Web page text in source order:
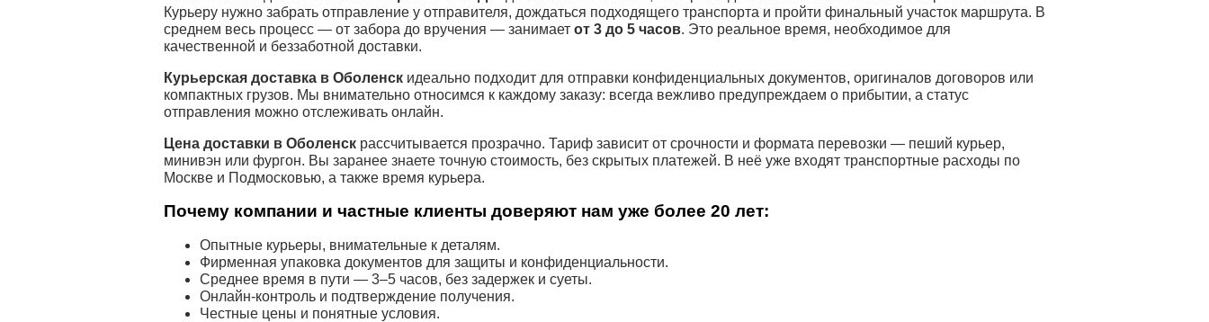
Курьеру нужно забрать отправление у отправителя, дождаться подходящего транспорта и пройти финальный участок маршрута. В
среднем весь процесс — от забора до вручения — занимает от 3 до 5 часов. Это реальное время, необходимое для
качественной и беззаботной доставки.
Курьерская доставка в Оболенск идеально подходит для отправки конфиденциальных документов, оригиналов договоров или
компактных грузов. Мы внимательно относимся к каждому заказу: всегда вежливо предупреждаем о прибытии, а статус
отправления можно отслеживать онлайн.
Цена доставки в Оболенск рассчитывается прозрачно. Тариф зависит от срочности и формата перевозки — пеший курьер,
минивэн или фургон. Вы заранее знаете точную стоимость, без скрытых платежей. В неё уже входят транспортные расходы по
Москве и Подмосковью, а также время курьера.
Почему компании и частные клиенты доверяют нам уже более 20 лет:
Опытные курьеры, внимательные к деталям.
Фирменная упаковка документов для защиты и конфиденциальности.
Среднее время в пути — 3–5 часов, без задержек и суеты.
Онлайн-контроль и подтверждение получения.
Честные цены и понятные условия.